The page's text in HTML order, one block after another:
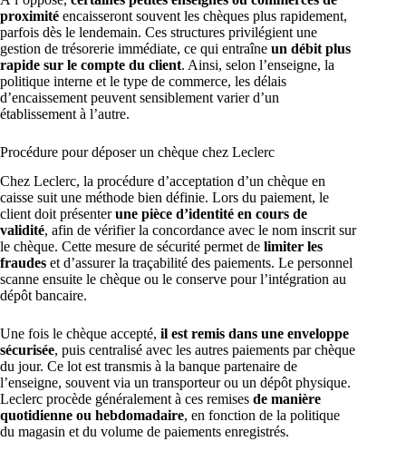
proximité encaisseront souvent les chèques plus rapidement,
parfois dès le lendemain. Ces structures privilégient une
gestion de trésorerie immédiate, ce qui entraîne un débit plus
rapide sur le compte du client. Ainsi, selon l’enseigne, la
politique interne et le type de commerce, les délais
d’encaissement peuvent sensiblement varier d’un
établissement à l’autre.
Procédure pour déposer un chèque chez Leclerc
Chez Leclerc, la procédure d’acceptation d’un chèque en
caisse suit une méthode bien définie. Lors du paiement, le
client doit présenterune pièce d’identité en cours de
validité, afin de vérifier la concordance avec le nom inscrit sur
le chèque. Cette mesure de sécurité permet de limiter les
fraudes et d’assurer la traçabilité des paiements. Le personnel
scanne ensuite le chèque ou le conserve pour l’intégration au
dépôt bancaire.
Une fois le chèque accepté, il est remis dans une enveloppe
sécurisée, puis centralisé avec les autres paiements par chèque
du jour. Ce lot est transmis à la banque partenaire de
l’enseigne, souvent via un transporteur ou un dépôt physique.
Leclerc procède généralement à ces remises de manière
quotidienne ou hebdomadaire, en fonction de la politique
du magasin et du volume de paiements enregistrés.